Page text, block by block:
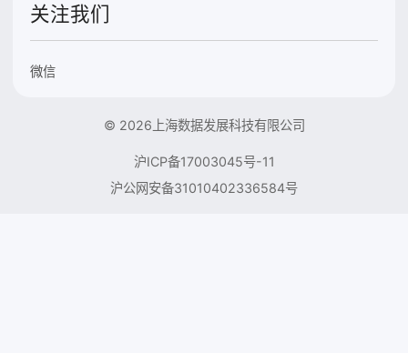
关注我们
微信
© 2026上海数据发展科技有限公司
沪ICP备17003045号-11
沪公网安备31010402336584号